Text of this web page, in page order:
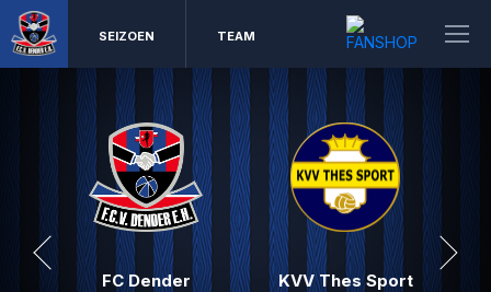
SEIZOEN TEAM
FC Dender KVV Thes Sport